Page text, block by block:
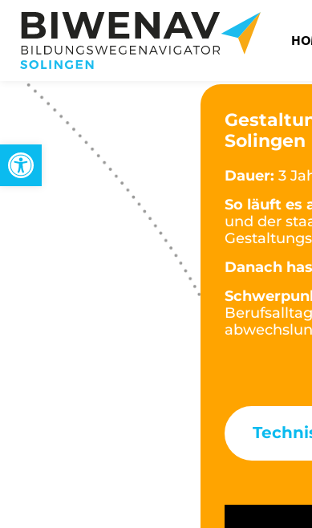
Werkzeugleiste öffnen
Solingen
Dauer: 3
So läuft es
und der
Danach